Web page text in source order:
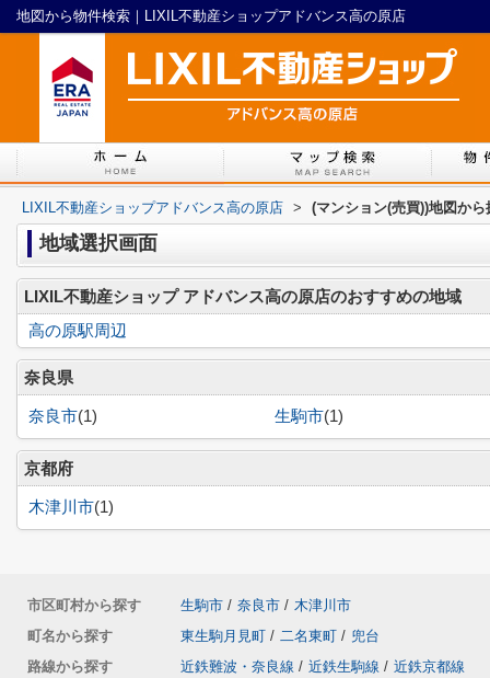
地図から物件検索｜LIXIL不動産ショップアドバンス高の原店
LIXIL不動産ショップアドバンス高の原店 > (マンション(売買))地図から
地域選択画面
LIXIL不動産ショップ アドバンス高の原店のおすすめの地域
高の原駅周辺
奈良県
奈良市(1) 生駒市(1)
京都府
木津川市(1)
市区町村から探す 生駒市 / 奈良市 / 木津川市
町名から探す
東生駒月見町 / 二名東町 / 兜台
路線から探す
近鉄難波・奈良線 / 近鉄生駒線 / 近鉄京都線